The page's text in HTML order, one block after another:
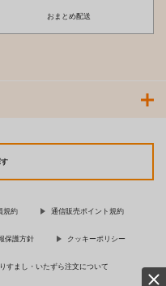
おまとめ配送
規約 通信販売ポイント規約
保護方針 クッキーポリシー
すまし・いたずら注文について